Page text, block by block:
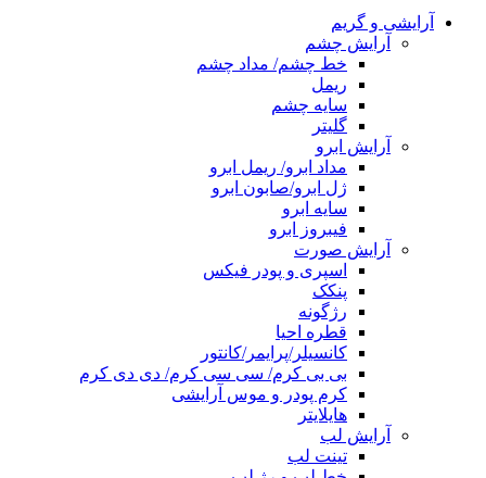
آرایشی و گریم
آرایش چشم
خط چشم/ مداد چشم
ریمل
سایه چشم
گلیتر
آرایش ابرو
مداد ابرو/ ریمل ابرو
ژل ابرو/صابون ابرو
سایه ابرو
فیبروز ابرو
آرایش صورت
اسپری و پودر فیکس
پنکک
رژگونه
قطره احیا
کانسیلر/پرایمر/کانتور
بی بی کرم/ سی سی کرم/ دی دی کرم
کرم پودر و موس آرایشی
هایلایتر
آرایش لب
تینت لب